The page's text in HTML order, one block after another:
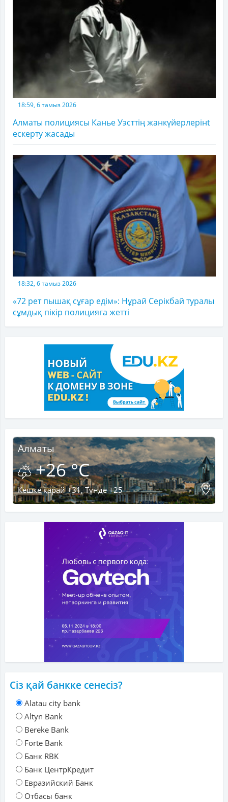
18:59, 6 тамыз 2026
Алматы полициясы Канье Уэсттің жанкүйерлерінt
ескерту жасады
18:32, 6 тамыз 2026
«72 рет пышақ сұғар едім»: Нұрай Серікбай туралы
сұмдық пікір полицияға жетті
Алматы
+26 °C
Кешке қарай +31, Түнде +25
Сіз қай банкке сенесіз?
Alatau city bank
Altyn Bank
Bereke Bank
Forte Bank
Банк RBK
Банк ЦентрКредит
Евразийский Банк
Отбасы банк